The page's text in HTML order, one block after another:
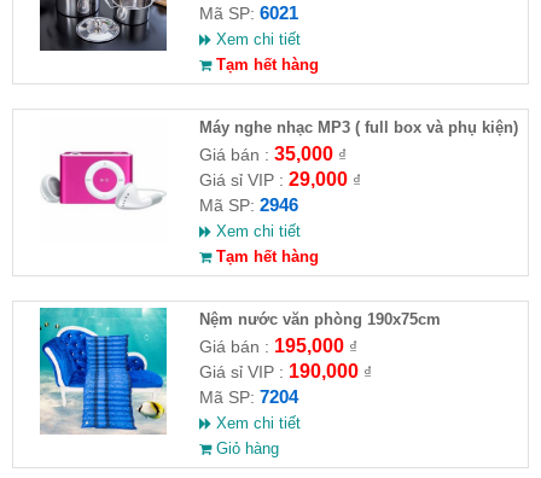
Mã SP: 6021
Xem chi tiết
Tạm hết hàng
Máy nghe nhạc MP3 ( full box và phụ kiện)
Giá bán : 35,000₫
Giá sỉ VIP : 29,000₫
Mã SP: 2946
Xem chi tiết
Tạm hết hàng
Nệm nước văn phòng 190x75cm
Giá bán : 195,000₫
Giá sỉ VIP : 190,000₫
Mã SP: 7204
Xem chi tiết
Giỏ hàng